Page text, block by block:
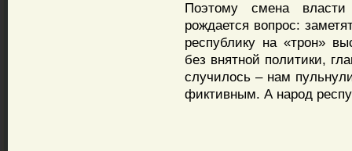
Поэтому смена
рождается вопрос:
республику на «трон»
без внятной политики,
случилось – нам
фиктивным. А народ